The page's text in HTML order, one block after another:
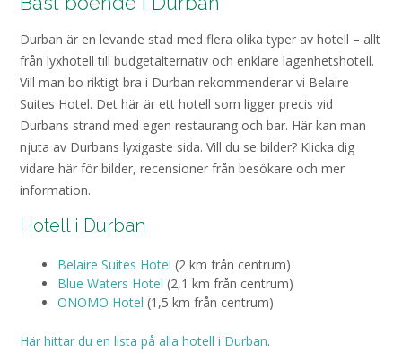
Durban är en levande stad med flera olika typer av hotell – allt
från lyxhotell till budgetalternativ och enklare lägenhetshotell.
Vill man bo riktigt bra i Durban rekommenderar vi Belaire
Suites Hotel. Det här är ett hotell som ligger precis vid
Durbans strand med egen restaurang och bar. Här kan man
njuta av Durbans lyxigaste sida. Vill du se bilder? Klicka dig
vidare här för bilder, recensioner från besökare och mer
information.
Hotell i Durban
Belaire Suites Hotel (2 km från centrum)
Blue Waters Hotel (2,1 km från centrum)
ONOMO Hotel (1,5 km från centrum)
Här hittar du en lista på alla hotell i Durban.